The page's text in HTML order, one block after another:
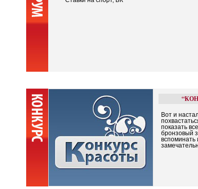
Вот и
показать
бронзовый
вспоминать